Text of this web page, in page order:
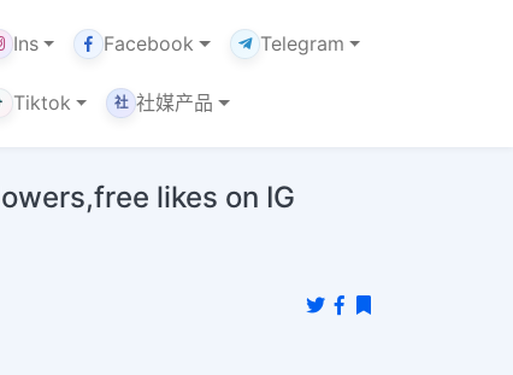
Ins Facebook Telegram
Tiktok 社 社媒产品
likes on IG